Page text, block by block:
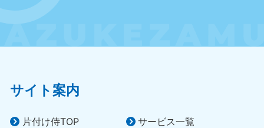
サイト案内
片付け侍TOP
サービス一覧